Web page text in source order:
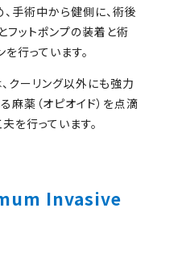
手術中から健側に、術後
フットポンプの装着と術
行っています。
クーリング以外にも強力
麻薬（オピオイド）を点滴
を行っています。
Invasive